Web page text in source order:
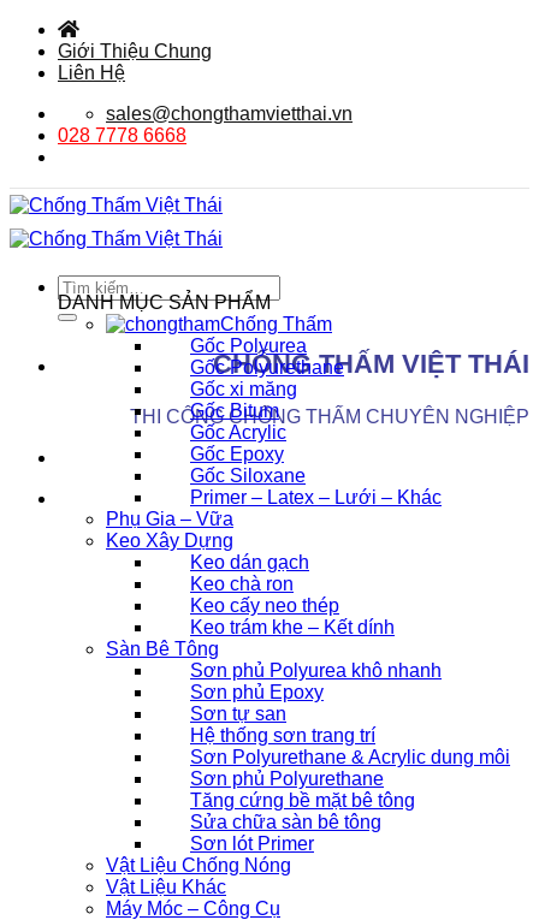
qua
Giới Thiệu Chung
Liên Hệ
sales@chongthamvietthai.vn
028 7778 6668
Tìm
kiếm:
CHỐNG THẤM VIỆT THÁI
THI CÔNG CHỐNG THẤM CHUYÊN NGHIỆP
DANH MỤC SẢN PHẨM
Chống Thấm
Gốc Polyurea
Gốc Polyurethane
Gốc xi măng
Gốc Bitum
Gốc Acrylic
Gốc Epoxy
Gốc Siloxane
Primer – Latex – Lưới – Khác
Phụ Gia – Vữa
Keo Xây Dựng
Keo dán gạch
Keo chà ron
Keo cấy neo thép
Keo trám khe – Kết dính
Sàn Bê Tông
Sơn phủ Polyurea khô nhanh
Sơn phủ Epoxy
Sơn tự san
Hệ thống sơn trang trí
Sơn Polyurethane & Acrylic dung môi
Sơn phủ Polyurethane
Tăng cứng bề mặt bê tông
Sửa chữa sàn bê tông
Sơn lót Primer
Vật Liệu Chống Nóng
Vật Liệu Khác
Máy Móc – Công Cụ